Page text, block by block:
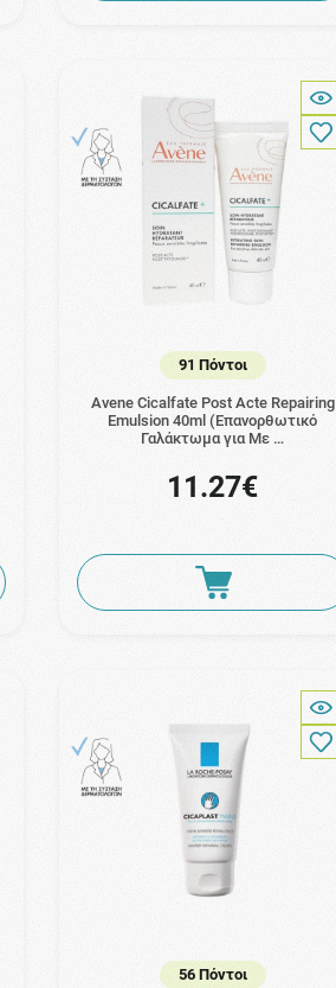
91 Πόντοι
Avene Cicalfate Post Acte Repairing
Emulsion 40ml (Επανορθωτικό
Γαλάκτωμα για Με …
11.27€
56 Πόντοι